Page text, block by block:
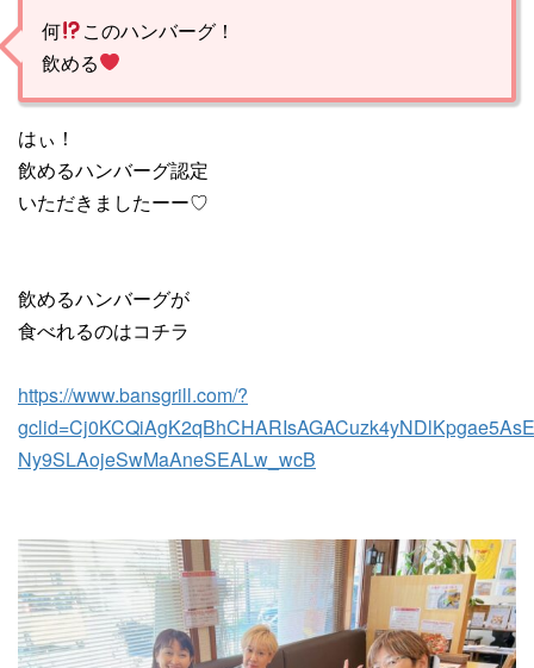
何
このハンバーグ！
飲める
はぃ！
飲めるハンバーグ認定
いただきましたーー♡
飲めるハンバーグが
食べれるのはコチラ
https://www.bansgrill.com/?
Ny9SLAojeSwMaAneSEALw_wcB